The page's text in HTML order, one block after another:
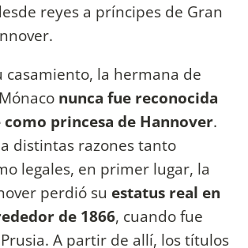
reyes a príncipes de Gran
casamiento, la hermana de
nunca fue reconocida
princesa de Hannover.
distintas razones tanto
legales, en primer lugar, la
perdió su estatus real en
de 1866, cuando fue
A partir de allí, los títulos